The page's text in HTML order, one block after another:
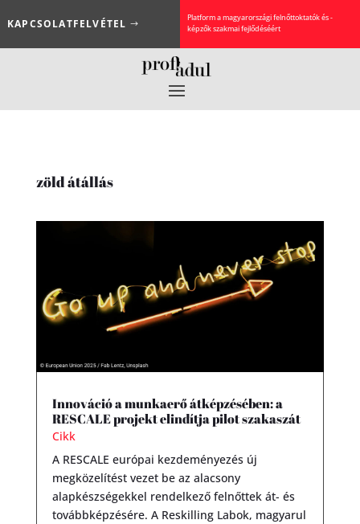
KAPCSOLATFELVÉTEL
Platform a magyarországi felnőttoktatók és -
képzők szakmai fejlődéséért
zöld átállás
Innováció a munkaerő átképzésében: a
RESCALE projekt elindítja pilot szakaszát
Cikk
A RESCALE európai kezdeményezés új
megközelítést vezet be az alacsony
alapkészségekkel rendelkező felnőttek át- és
továbbképzésére. A Reskilling Labok, magyarul